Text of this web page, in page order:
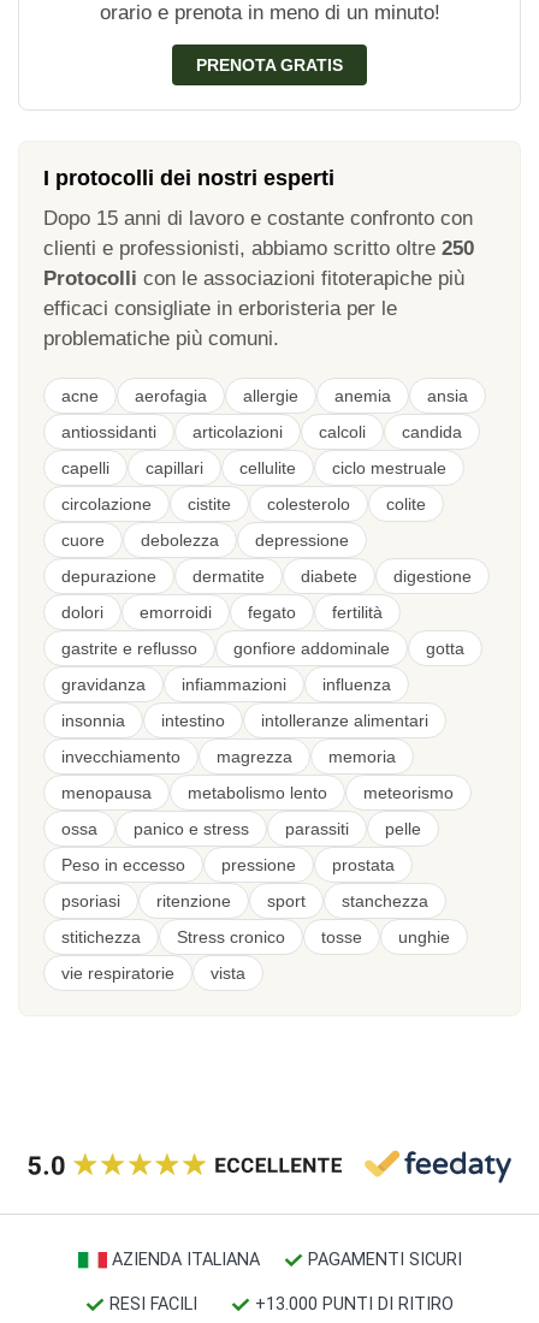
orario e prenota in meno di un minuto!
PRENOTA GRATIS
I protocolli dei nostri esperti
Dopo 15 anni di lavoro e costante confronto con
clienti e professionisti, abbiamo scritto oltre 250
Protocolli con le associazioni fitoterapiche più
efficaci consigliate in erboristeria per le
problematiche più comuni.
acne aerofagia allergie anemia
ansia
antiossidanti
articolazioni calcoli
candida
capelli
capillari cellulite
ciclo mestruale
circolazione
cistite colesterolo
colite
cuore
debolezza
depressione
depurazione
dermatite diabete
digestione
dolori
emorroidi fegato
fertilità
gastrite e reflusso
gonfiore addominale
gotta
gravidanza
infiammazioni
influenza
insonnia
intestino
intolleranze alimentari
invecchiamento
magrezza
memoria
menopausa
metabolismo lento
meteorismo
ossa
panico e stress parassiti
pelle
Peso in eccesso
pressione
prostata
psoriasi
ritenzione sport
stanchezza
stitichezza
Stress cronico tosse
unghie
vie respiratorie
vista
AZIENDA ITALIANA PAGAMENTI SICURI
RESI FACILI +13.000 PUNTI DI RITIRO